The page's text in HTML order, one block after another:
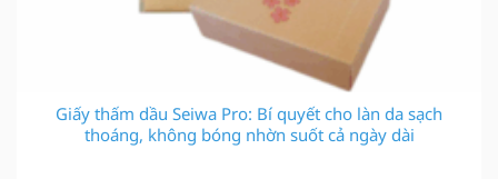
Giấy thấm dầu Seiwa Pro: Bí quyết cho làn da sạch
thoáng, không bóng nhờn suốt cả ngày dài